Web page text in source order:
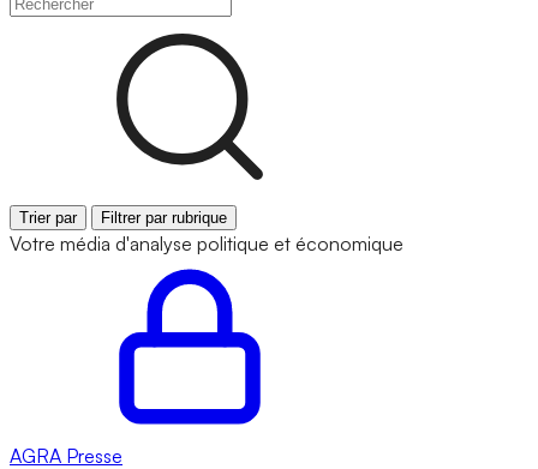
Trier par Filtrer par rubrique
Votre média d'analyse politique et économique
AGRA Presse